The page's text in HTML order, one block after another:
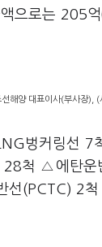
으로는 205
해양 대표이사(부사장),
벙커링선
28척 △에탄
(PCTC) 2